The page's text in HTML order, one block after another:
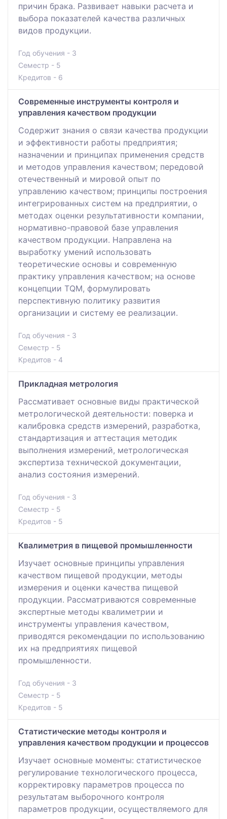
причин брака. Развивает навыки расчета и
выбора показателей качества различных
видов продукции.
Год обучения - 3
Семестр - 5
Кредитов - 6
Современные инструменты контроля и
управления качеством продукции
Содержит знания о связи качества продукции
и эффективности работы предприятия;
назначении и принципах применения средств
и методов управления качеством; передовой
отечественный и мировой опыт по
управлению качеством; принципы построения
интегрированных систем на предприятии, о
методах оценки результативности компании,
нормативно-правовой базе управления
качеством продукции. Направлена на
выработку умений использовать
теоретические основы и современную
практику управления качеством; на основе
концепции TQM, формулировать
перспективную политику развития
организации и систему ее реализации.
Год обучения - 3
Семестр - 5
Кредитов - 4
Прикладная метрология
Рассмативает основные виды практической
метрологической деятельности: поверка и
калибровка средств измерений, разработка,
стандартизация и аттестация методик
выполнения измерений, метрологическая
экспертиза технической документации,
анализ состояния измерений.
Год обучения - 3
Семестр - 5
Кредитов - 5
Квалиметрия в пищевой промышленности
Изучает основные принципы управления
качеством пищевой продукции, методы
измерения и оценки качества пищевой
продукции. Рассматриваются современные
экспертные методы квалиметрии и
инструменты управления качеством,
приводятся рекомендации по использованию
их на предприятиях пищевой
промышленности.
Год обучения - 3
Семестр - 5
Кредитов - 5
Статистические методы контроля и
управления качеством продукции и процессов
Изучает основные моменты: статистическое
регулирование технологического процесса,
корректировку параметров процесса по
результатам выборочного контроля
параметров продукции, осуществляемого для